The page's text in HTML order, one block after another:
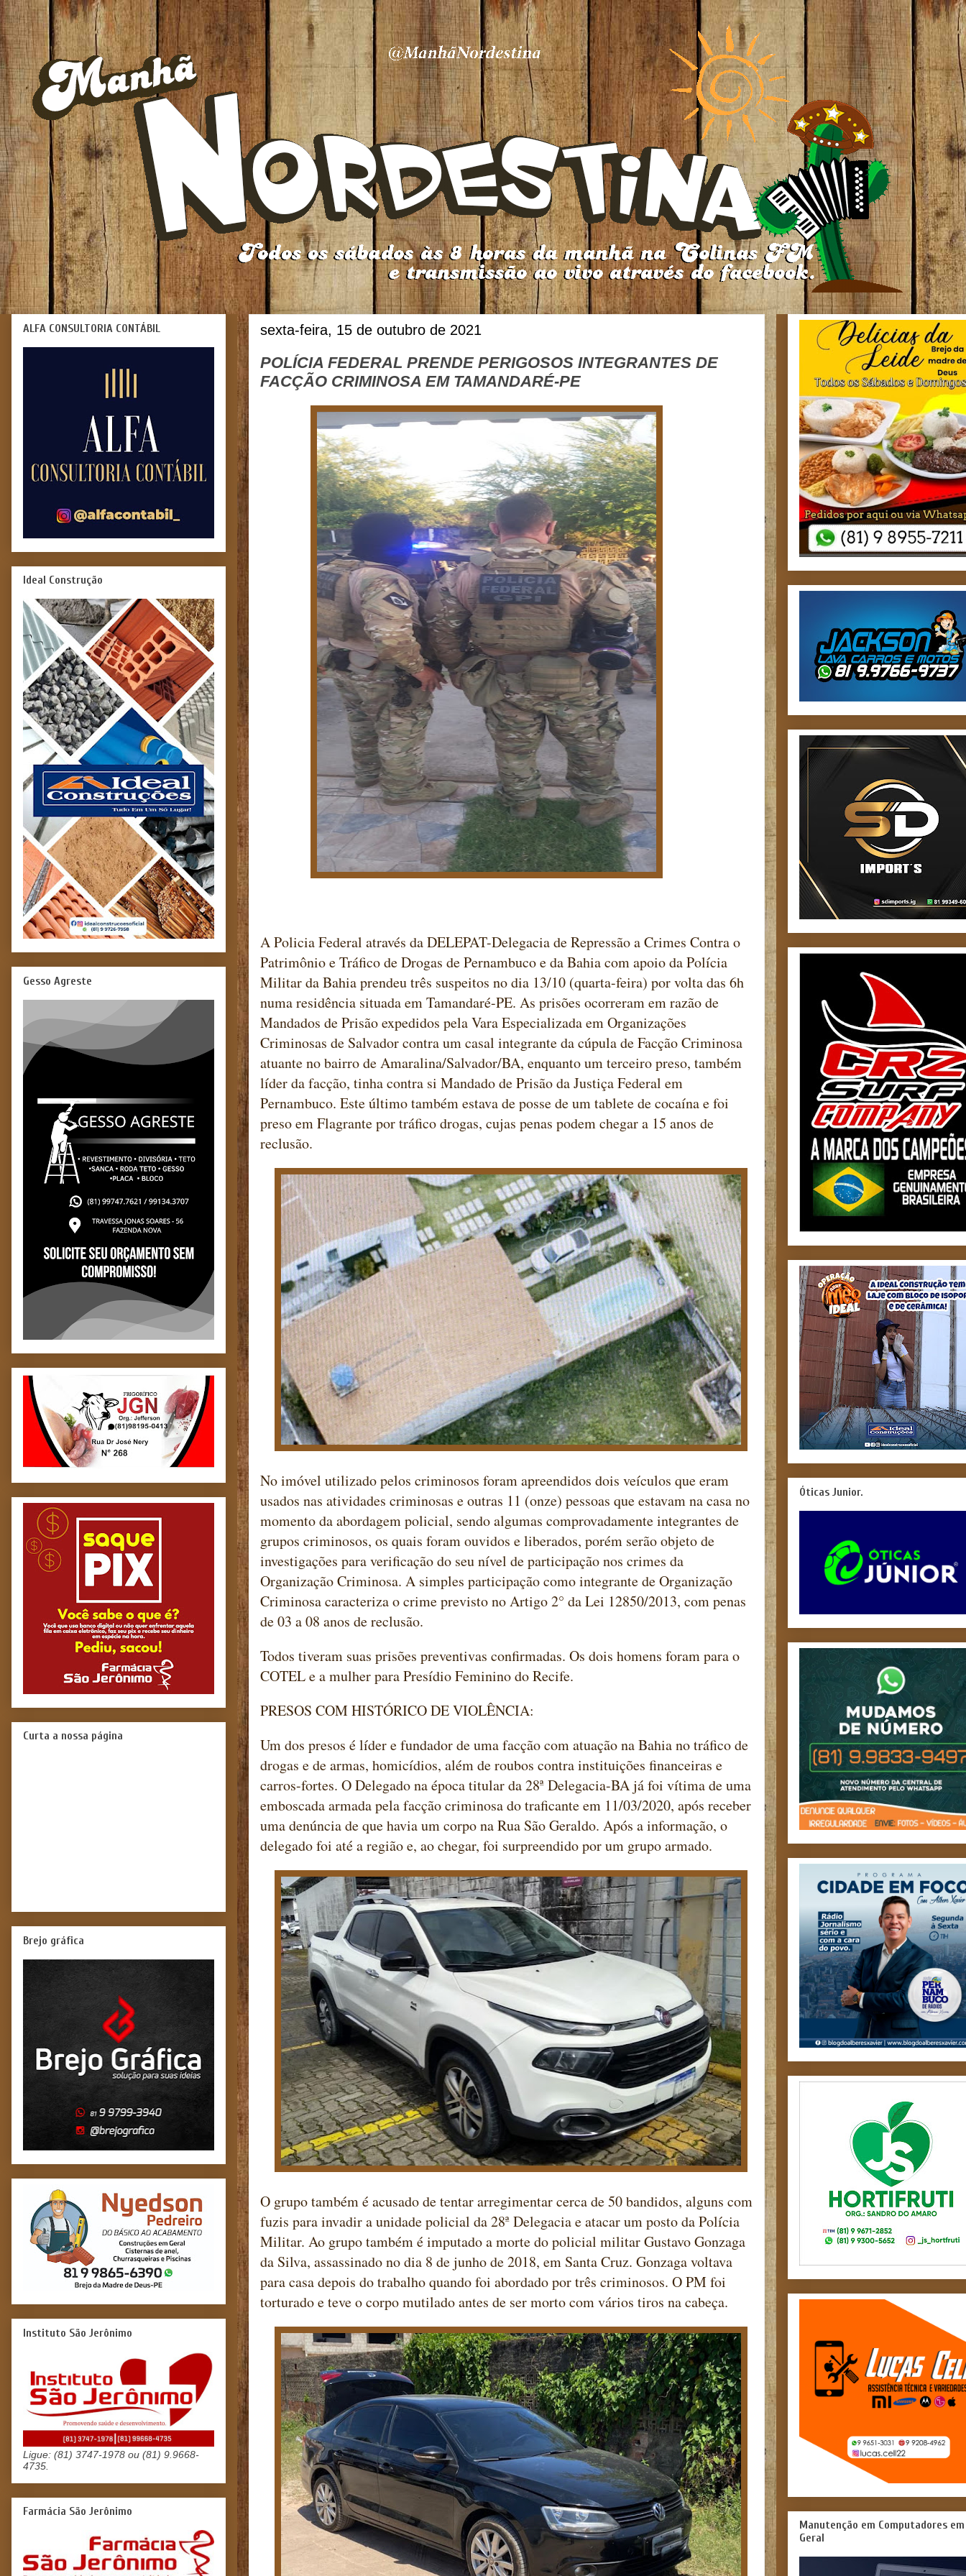
sexta-feira, 15 de outubro de 2021
POLÍCIA FEDERAL PRENDE PERIGOSOS INTEGRANTES DE
FACÇÃO CRIMINOSA EM TAMANDARÉ-PE
A Policia Federal através da DELEPAT-Delegacia de Repressão a Crimes Contra o
Patrimônio e Tráfico de Drogas de Pernambuco e da Bahia com apoio da Polícia
Militar da Bahia prendeu três suspeitos no dia 13/10 (quarta-feira) por volta das 6h
numa residência situada em Tamandaré-PE. As prisões ocorreram em razão de
Mandados de Prisão expedidos pela Vara Especializada em Organizações
Criminosas de Salvador contra um casal integrante da cúpula de Facção Criminosa
atuante no bairro de Amaralina/Salvador/BA, enquanto um terceiro preso, também
líder da facção, tinha contra si Mandado de Prisão da Justiça Federal em
Pernambuco. Este último também estava de posse de um tablete de cocaína e foi
preso em Flagrante por tráfico drogas, cujas penas podem chegar a 15 anos de
reclusão.
No imóvel utilizado pelos criminosos foram apreendidos dois veículos que eram
usados nas atividades criminosas e outras 11 (onze) pessoas que estavam na casa no
momento da abordagem policial, sendo algumas comprovadamente integrantes de
grupos criminosos, os quais foram ouvidos e liberados, porém serão objeto de
investigações para verificação do seu nível de participação nos crimes da
Organização Criminosa. A simples participação como integrante de Organização
Criminosa caracteriza o crime previsto no Artigo 2° da Lei 12850/2013, com penas
de 03 a 08 anos de reclusão.
Todos tiveram suas prisões preventivas confirmadas. Os dois homens foram para o
COTEL e a mulher para Presídio Feminino do Recife.
PRESOS COM HISTÓRICO DE VIOLÊNCIA:
Um dos presos é líder e fundador de uma facção com atuação na Bahia no tráfico de
drogas e de armas, homicídios, além de roubos contra instituições financeiras e
carros-fortes. O Delegado na época titular da 28ª Delegacia-BA já foi vítima de uma
emboscada armada pela facção criminosa do traficante em 11/03/2020, após receber
uma denúncia de que havia um corpo na Rua São Geraldo. Após a informação, o
delegado foi até a região e, ao chegar, foi surpreendido por um grupo armado.
O grupo também é acusado de tentar arregimentar cerca de 50 bandidos, alguns com
fuzis para invadir a unidade policial da 28ª Delegacia e atacar um posto da Polícia
Militar. Ao grupo também é imputado a morte do policial militar Gustavo Gonzaga
da Silva, assassinado no dia 8 de junho de 2018, em Santa Cruz. Gonzaga voltava
para casa depois do trabalho quando foi abordado por três criminosos. O PM foi
torturado e teve o corpo mutilado antes de ser morto com vários tiros na cabeça.
ALFA CONSULTORIA CONTÁBIL
Ideal Construção
Gesso Agreste
Curta a nossa página
Brejo gráfica
Instituto São Jerônimo
Ligue: (81) 3747-1978 ou (81) 9.9668-
4735.
Farmácia São Jerônimo
Óticas Junior.
Manutenção em Computadores em
Geral